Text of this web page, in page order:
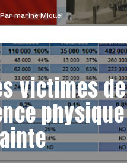
Parmarine Miquel
victimes de
physique